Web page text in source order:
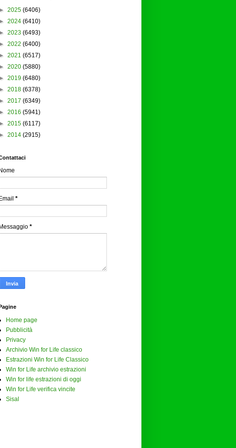
► 2025 (6406)
► 2024 (6410)
► 2023 (6493)
► 2022 (6400)
► 2021 (6517)
► 2020 (5880)
► 2019 (6480)
► 2018 (6378)
► 2017 (6349)
► 2016 (5941)
► 2015 (6117)
► 2014 (2915)
Nome
Email *
Messaggio *
Pagine
Home page
Pubblicità
Privacy
Archivio Win for Life classico
Estrazioni Win for Life Classico
Win for Life archivio estrazioni
Win for life estrazioni di oggi
Win for Life verifica vincite
Sisal